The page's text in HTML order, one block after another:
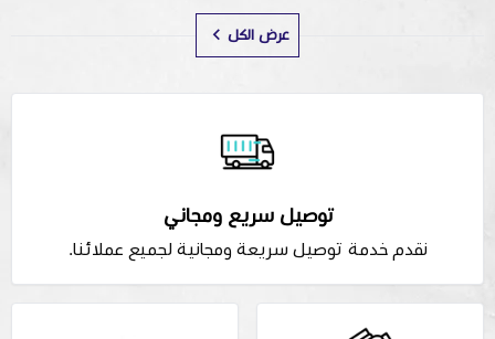
عرض الكل
توصيل سريع ومجاني
نقدم خدمة توصيل سريعة ومجانية لجميع عملائنا.